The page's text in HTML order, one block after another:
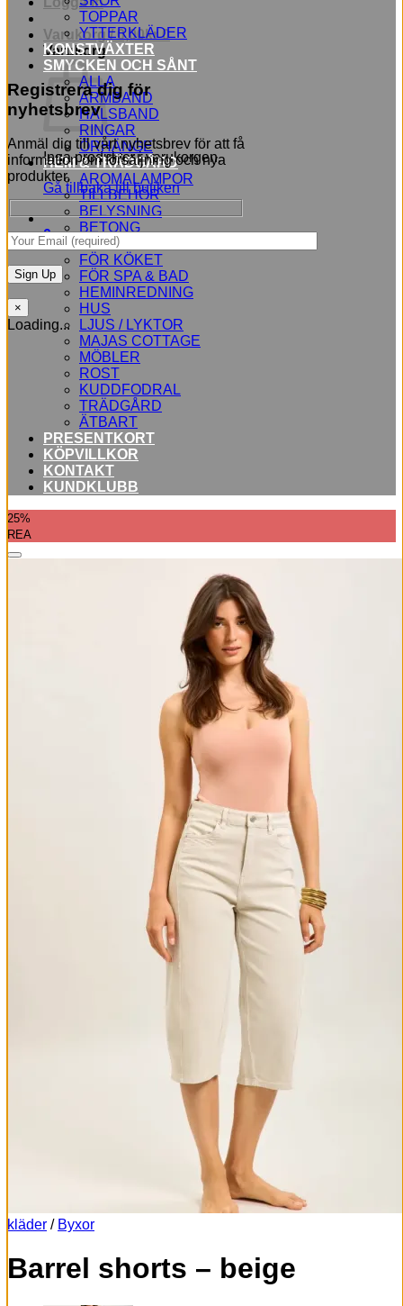
Registrera dig för
nyhetsbrev
Anmäl dig till vårt nyhetsbrev för att få
information om försäljning och nya
produkter.
×
Loading...
Varukorg /0,00kr 0
Varukorg
Inga produkter i varukorgen.
Gå tillbaka till butiken
0
TOPPAR
YTTERKLÄDER
KONSTVÄXTER
SMYCKEN OCH SÅNT
ALLA
ARMBAND
HALSBAND
RINGAR
ÖRHÄNGE
HEM & TRÄDGÅRD
AROMALAMPOR
TILLBEHÖR
BELYSNING
BETONG
BLOMMOR
FÖR KÖKET
FÖR SPA & BAD
HEMINREDNING
HUS
LJUS / LYKTOR
MAJAS COTTAGE
MÖBLER
ROST
KUDDFODRAL
TRÄDGÅRD
ÄTBART
PRESENTKORT
KÖPVILLKOR
KONTAKT
KUNDKLUBB
25%
REA
kläder / Byxor
Barrel shorts – beige